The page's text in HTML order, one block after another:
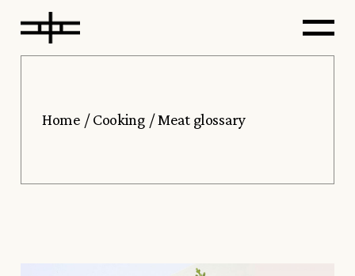
Home Cooking Meat glossary